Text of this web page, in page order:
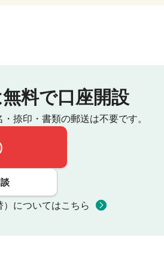
料で口座開設
・捺印・書類の郵送は不要です。
）についてはこちら